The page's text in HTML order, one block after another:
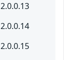
2.0.0.13
2.0.0.14
2.0.0.15